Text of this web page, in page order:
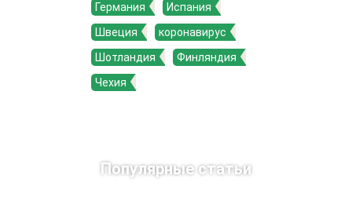
Германия
Испания
Швеция
коронавирус
Шотландия
Финляндия
Чехия
Популярные статьи